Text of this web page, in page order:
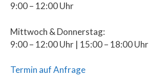
9:00 – 12:00 Uhr
Mittwoch & Donnerstag:
9:00 – 12:00 Uhr | 15:00 – 18:00 Uhr
Termin auf Anfrage